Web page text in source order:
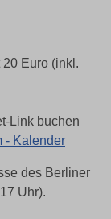
Euro (inkl.
Link buchen
- Kalender
des Berliner
Uhr).